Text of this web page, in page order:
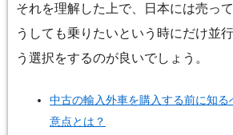
それを理解した上で、日本には売っ
うしても乗りたいという時にだけ並
う選択をするのが良いでしょう。
中古の輸入外車を購入する前に知
意点とは？